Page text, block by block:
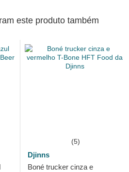
este produto também
(5)
Djinns
Boné trucker cinza e